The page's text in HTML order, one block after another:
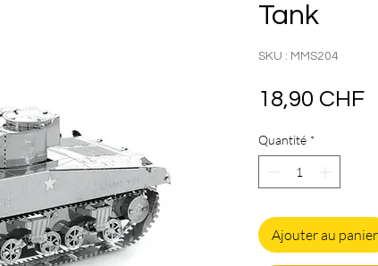
Tank
SKU : MMS204
18,90 CHF
Quantité *
Ajouter au panier